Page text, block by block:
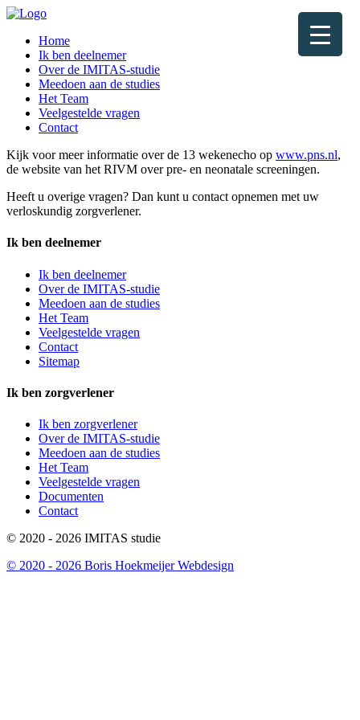
Home
Ik ben deelnemer
Over de IMITAS-studie
Meedoen aan de studies
Het Team
Veelgestelde vragen
Contact
Kijk voor meer informatie over de 13 wekenecho op www.pns.nl,
de website van het RIVM over pre- en neonatale screeningen.
Heeft u overige vragen? Dan kunt u contact opnemen met uw
verloskundig zorgverlener.
Ik ben deelnemer
Ik ben deelnemer
Over de IMITAS-studie
Meedoen aan de studies
Het Team
Veelgestelde vragen
Contact
Sitemap
Ik ben zorgverlener
Ik ben zorgverlener
Over de IMITAS-studie
Meedoen aan de studies
Het Team
Veelgestelde vragen
Documenten
Contact
© 2020 - 2026 IMITAS studie
© 2020 - 2026 Boris Hoekmeijer Webdesign